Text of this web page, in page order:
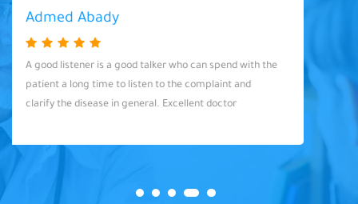
Admed Abady
A good listener is a good talker who can spend with the
patient a long time to listen to the complaint and
clarify the disease in general. Excellent doctor